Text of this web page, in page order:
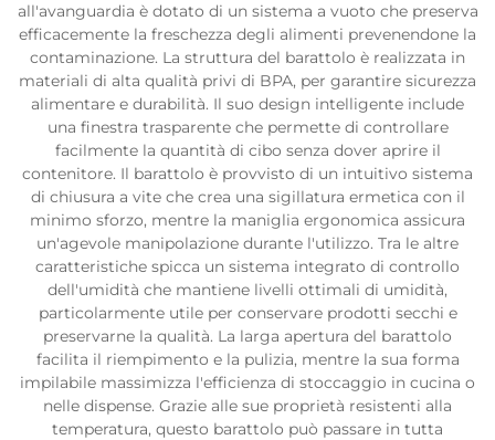
all'avanguardia è dotato di un sistema a vuoto che preserva
efficacemente la freschezza degli alimenti prevenendone la
contaminazione. La struttura del barattolo è realizzata in
materiali di alta qualità privi di BPA, per garantire sicurezza
alimentare e durabilità. Il suo design intelligente include
una finestra trasparente che permette di controllare
facilmente la quantità di cibo senza dover aprire il
contenitore. Il barattolo è provvisto di un intuitivo sistema
di chiusura a vite che crea una sigillatura ermetica con il
minimo sforzo, mentre la maniglia ergonomica assicura
un'agevole manipolazione durante l'utilizzo. Tra le altre
caratteristiche spicca un sistema integrato di controllo
dell'umidità che mantiene livelli ottimali di umidità,
particolarmente utile per conservare prodotti secchi e
preservarne la qualità. La larga apertura del barattolo
facilita il riempimento e la pulizia, mentre la sua forma
impilabile massimizza l'efficienza di stoccaggio in cucina o
nelle dispense. Grazie alle sue proprietà resistenti alla
temperatura, questo barattolo può passare in tutta